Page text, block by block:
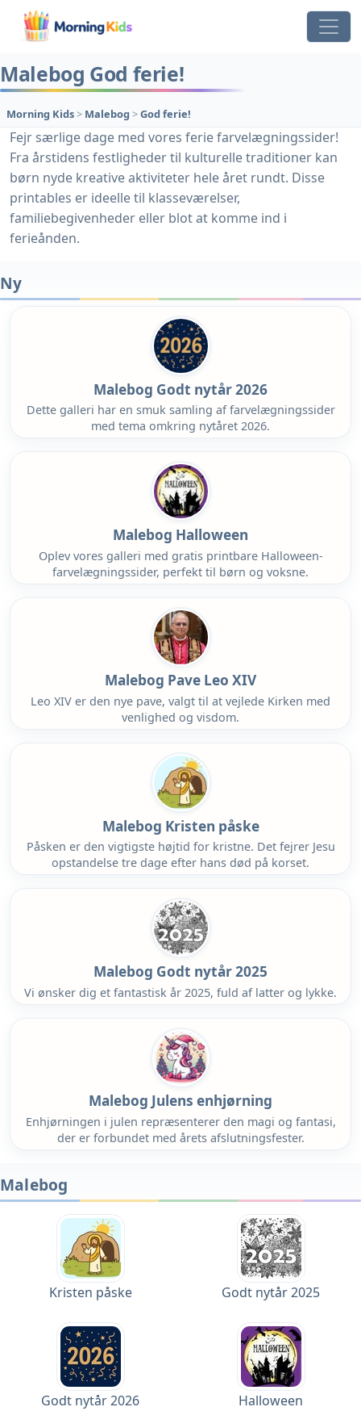
Malebog God ferie!
Morning Kids> Malebog >God ferie!
Fejr særlige dage med vores ferie farvelægningssider!
Fra årstidens festligheder til kulturelle traditioner kan
børn nyde kreative aktiviteter hele året rundt. Disse
printables er ideelle til klasseværelser,
familiebegivenheder eller blot at komme ind i
ferieånden.
Ny
Malebog Godt nytår 2026
Dette galleri har en smuk samling af farvelægningssider
med tema omkring nytåret 2026.
Malebog Halloween
Oplev vores galleri med gratis printbare Halloween-
farvelægningssider, perfekt til børn og voksne.
Malebog Pave Leo XIV
Leo XIV er den nye pave, valgt til at vejlede Kirken med
venlighed og visdom.
Malebog Kristen påske
Påsken er den vigtigste højtid for kristne. Det fejrer Jesu
opstandelse tre dage efter hans død på korset.
Malebog Godt nytår 2025
Vi ønsker dig et fantastisk år 2025, fuld af latter og lykke.
Malebog Julens enhjørning
Enhjørningen i julen repræsenterer den magi og fantasi,
der er forbundet med årets afslutningsfester.
Malebog
Kristen påske Godt nytår 2025
Godt nytår 2026 Halloween